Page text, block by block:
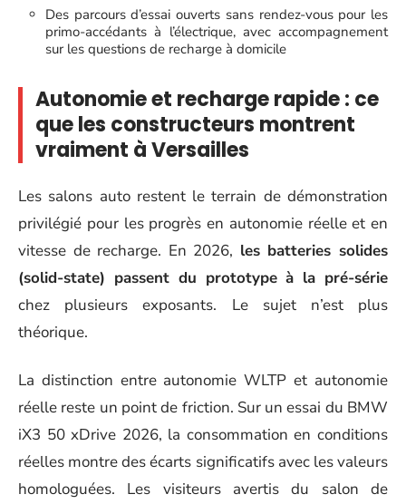
Des parcours d’essai ouverts sans rendez-vous pour les
primo-accédants à l’électrique, avec accompagnement
sur les questions de recharge à domicile
Autonomie et recharge rapide : ce
que les constructeurs montrent
vraiment à Versailles
Les salons auto restent le terrain de démonstration
privilégié pour les progrès en autonomie réelle et en
vitesse de recharge. En 2026, les batteries solides
(solid-state) passent du prototype à la pré-série
chez plusieurs exposants. Le sujet n’est plus
théorique.
La distinction entre autonomie WLTP et autonomie
réelle reste un point de friction. Sur un essai du BMW
iX3 50 xDrive 2026, la consommation en conditions
réelles montre des écarts significatifs avec les valeurs
homologuées. Les visiteurs avertis du salon de